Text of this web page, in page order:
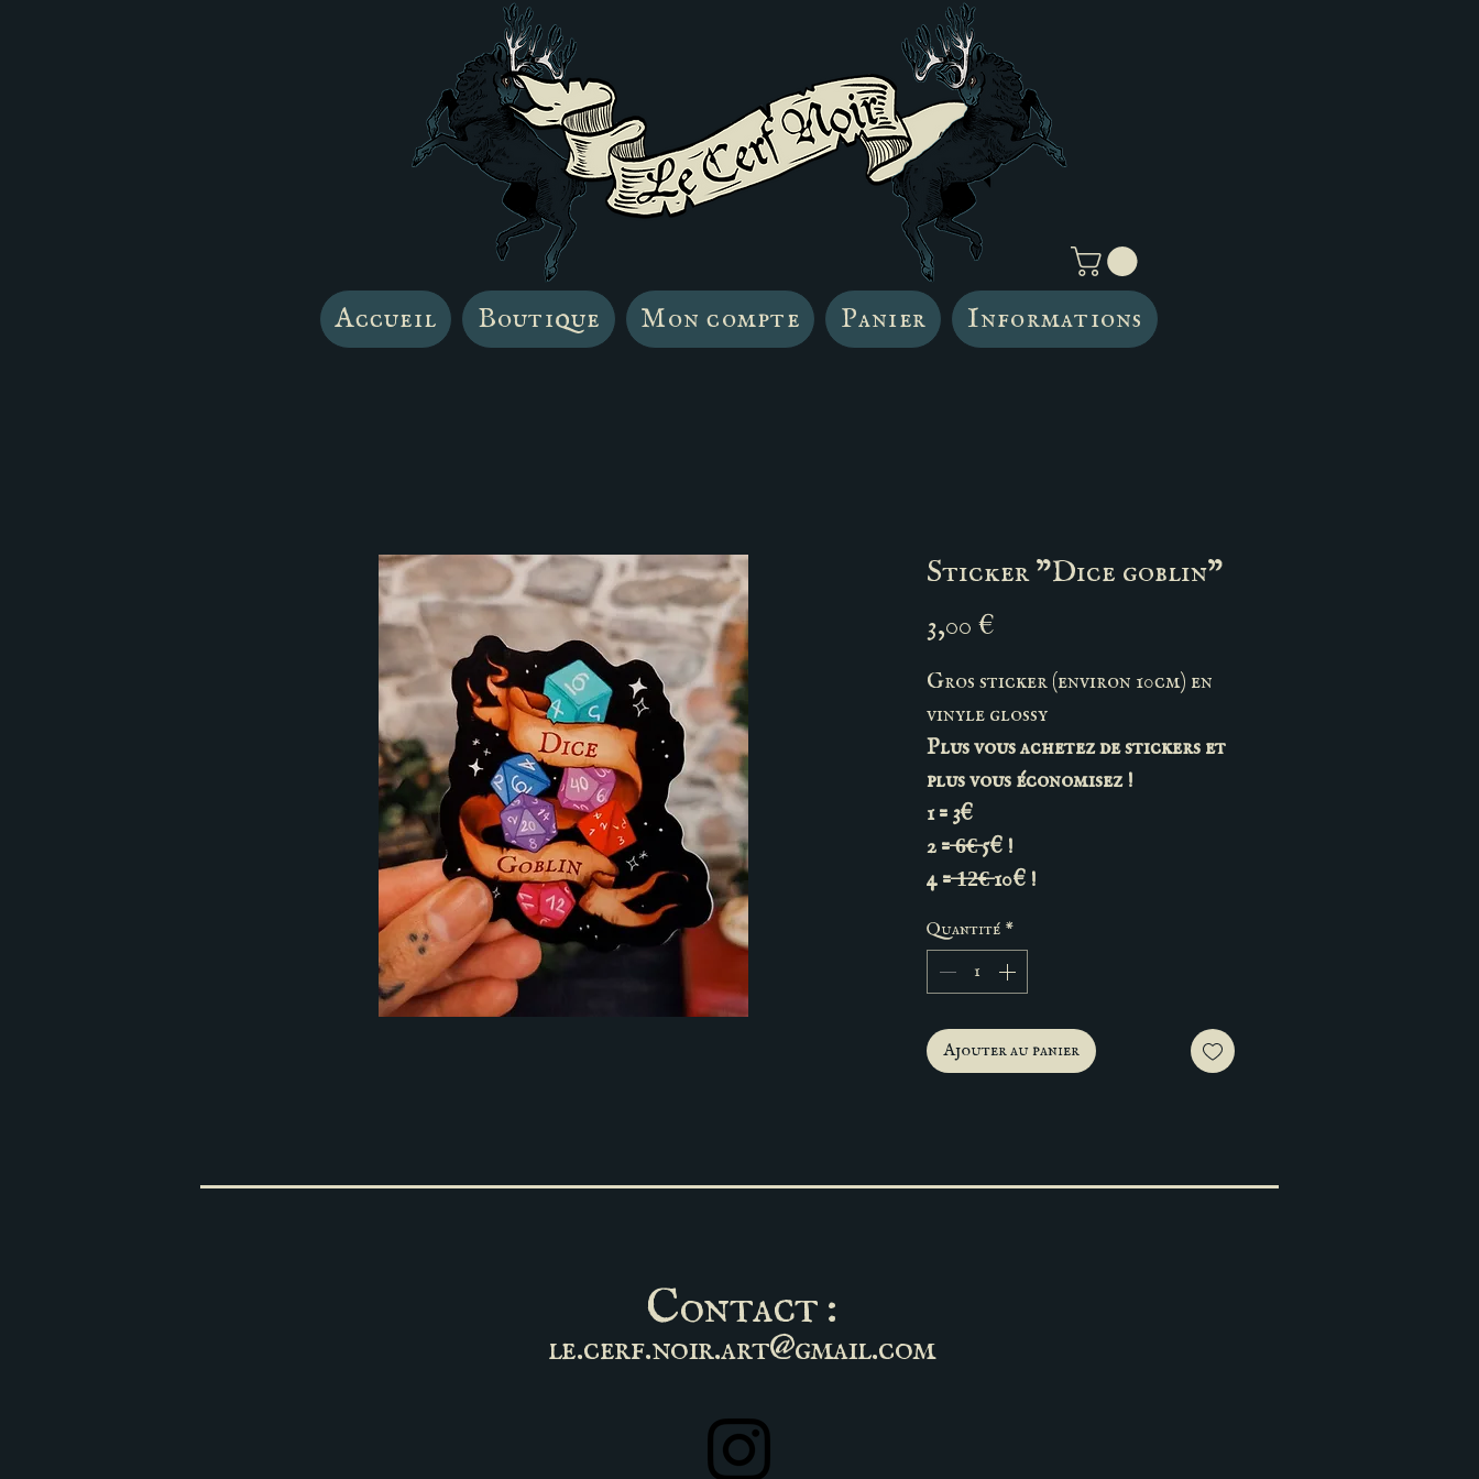
Accueil Boutique Mon compte Panier Informations
Sticker "Dice goblin"
3,00 €
Gros sticker (environ 10cm) en
vinyle glossy
Plus vous achetez de stickers et
plus vous économisez !
1 = 3€
2 = ̶6̶€̶ 5€ !
4 = ̶1̶2̶€̶ 10€ !
Quantité *
Ajouter au panier
Contact :
le.cerf.noir.art@gmail.com